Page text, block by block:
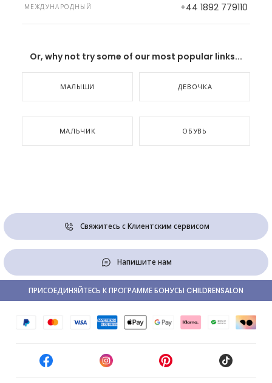
МЕЖДУНАРОДНЫЙ +44 1892 779110
Or, why not try some of our most popular links...
МАЛЫШИ ДЕВОЧКА
МАЛЬЧИК ОБУВЬ
Свяжитесь с Клиентским сервисом
Напишите нам
ПРИСОЕДИНЯЙТЕСЬ К ПРОГРАММЕ БОНУСЫ CHILDRENSALON